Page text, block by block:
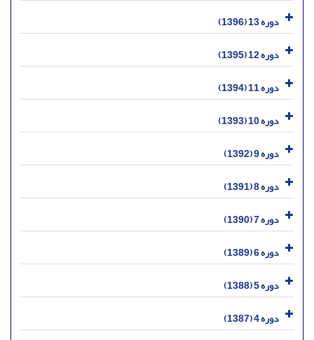
دوره 13 (1396)
دوره 12 (1395)
دوره 11 (1394)
دوره 10 (1393)
دوره 9 (1392)
دوره 8 (1391)
دوره 7 (1390)
دوره 6 (1389)
دوره 5 (1388)
دوره 4 (1387)